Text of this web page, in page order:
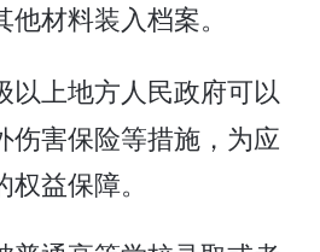
材料装入档案。
以上地方人民政府可以
伤害保险等措施，为应
益保障。